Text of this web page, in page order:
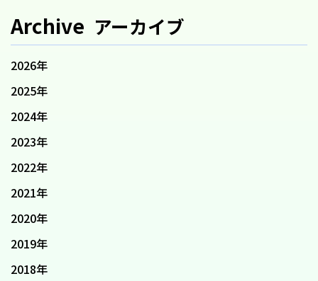
Archive アーカイブ
2026年
2025年
2024年
2023年
2022年
2021年
2020年
2019年
2018年